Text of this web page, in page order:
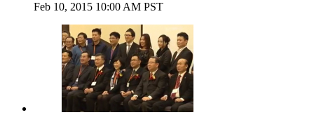
Feb 10, 2015 10:00 AM PST